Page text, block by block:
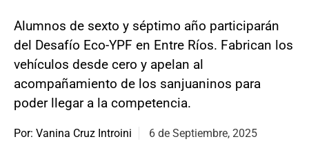
Alumnos de sexto y séptimo año participarán
del Desafío Eco-YPF en Entre Ríos. Fabrican los
vehículos desde cero y apelan al
acompañamiento de los sanjuaninos para
poder llegar a la competencia.
Por: Vanina Cruz Introini 6 de Septiembre, 2025